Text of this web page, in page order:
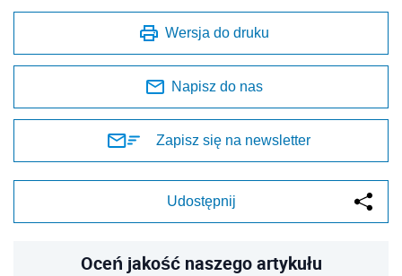
Wersja do druku
Napisz do nas
Zapisz się na newsletter
Udostępnij
Oceń jakość naszego artykułu